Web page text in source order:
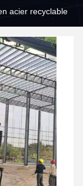
acier recyclable